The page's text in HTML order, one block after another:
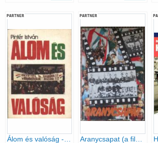
PARTNER PARTNER